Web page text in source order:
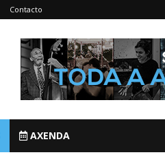
Contacto
AXENDA